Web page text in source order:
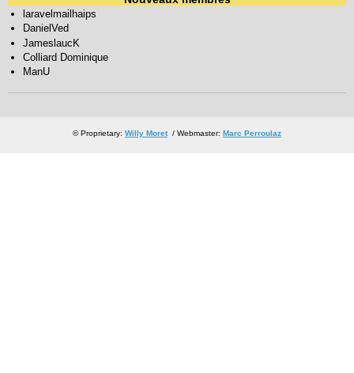
laravelmailhaips
DanielVed
JameslaucK
Colliard Dominique
ManU
© Proprietary: Willy Moret/ Webmaster: Marc Perroulaz